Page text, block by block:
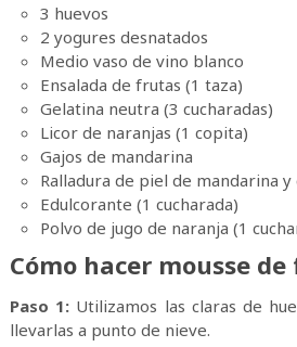
3 huevos
2 yogures desnatados
Medio vaso de vino blanco
Ensalada de frutas (1 taza)
Gelatina neutra (3 cucharadas)
Licor de naranjas (1 copita)
Gajos de mandarina
Ralladura de piel de mandarina y
Edulcorante (1 cucharada)
Polvo de jugo de naranja (1
Cómo hacer mousse
Paso 1: Utilizamos las claras de
llevarlas a punto de nieve.